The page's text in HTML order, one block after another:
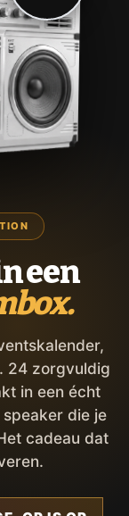
een
24 zorgvuldig
in een écht
die je
cadeau dat